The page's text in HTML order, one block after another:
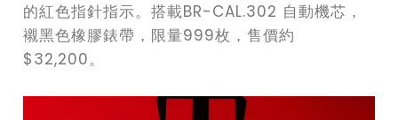
的紅色指針指示。搭載BR-CAL.302 自動機芯，
襯黑色橡膠錶帶，限量999枚，售價約
$32,200。